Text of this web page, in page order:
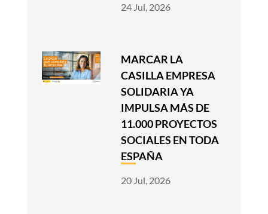
24 Jul, 2026
MARCAR LA
CASILLA EMPRESA
SOLIDARIA YA
IMPULSA MÁS DE
11.000 PROYECTOS
SOCIALES EN TODA
ESPAÑA
20 Jul, 2026